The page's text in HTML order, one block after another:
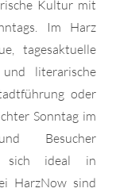
Kultur mit
Im Harz
tagesaktuelle
literarische
oder
Sonntag im
Besucher
sich ideal in
HarzNow sind